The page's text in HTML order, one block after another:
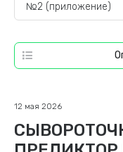
№2 (приложение)
12 мая 2026